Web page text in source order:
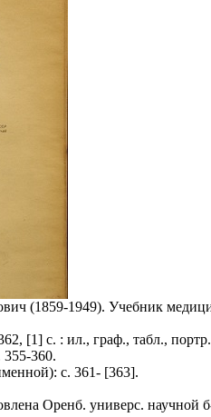
(1859-1949). Учебник
[1] с. : ил., граф., табл., портр.
355-360.
с. 361- [363].
Оренб. универс.